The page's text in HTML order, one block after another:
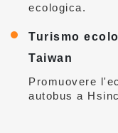
ecologica.
Turismo
Taiwan
Promuovere
autobus a